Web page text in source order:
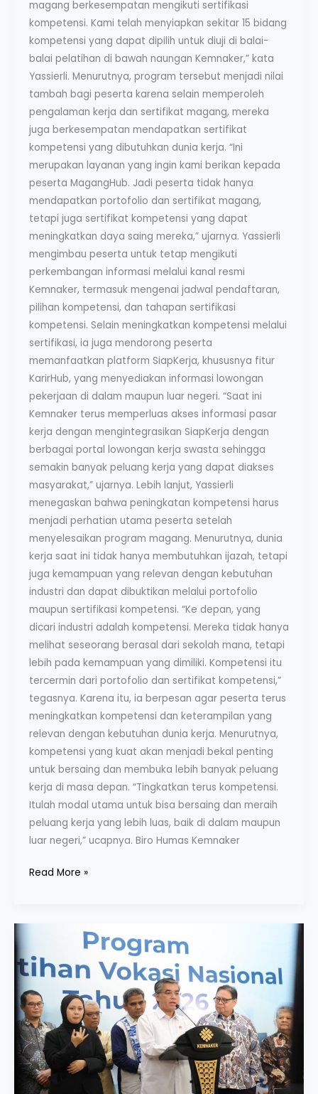
magang berkesempatan mengikuti sertifikasi
kompetensi. Kami telah menyiapkan sekitar 15 bidang
kompetensi yang dapat dipilih untuk diuji di balai-
balai pelatihan di bawah naungan Kemnaker,” kata
Yassierli. Menurutnya, program tersebut menjadi nilai
tambah bagi peserta karena selain memperoleh
pengalaman kerja dan sertifikat magang, mereka
juga berkesempatan mendapatkan sertifikat
kompetensi yang dibutuhkan dunia kerja. “Ini
merupakan layanan yang ingin kami berikan kepada
peserta MagangHub. Jadi peserta tidak hanya
mendapatkan portofolio dan sertifikat magang,
tetapi juga sertifikat kompetensi yang dapat
meningkatkan daya saing mereka,” ujarnya. Yassierli
mengimbau peserta untuk tetap mengikuti
perkembangan informasi melalui kanal resmi
Kemnaker, termasuk mengenai jadwal pendaftaran,
pilihan kompetensi, dan tahapan sertifikasi
kompetensi. Selain meningkatkan kompetensi melalui
sertifikasi, ia juga mendorong peserta
memanfaatkan platform SiapKerja, khususnya fitur
KarirHub, yang menyediakan informasi lowongan
pekerjaan di dalam maupun luar negeri. “Saat ini
Kemnaker terus memperluas akses informasi pasar
kerja dengan mengintegrasikan SiapKerja dengan
berbagai portal lowongan kerja swasta sehingga
semakin banyak peluang kerja yang dapat diakses
masyarakat,” ujarnya. Lebih lanjut, Yassierli
menegaskan bahwa peningkatan kompetensi harus
menjadi perhatian utama peserta setelah
menyelesaikan program magang. Menurutnya, dunia
kerja saat ini tidak hanya membutuhkan ijazah, tetapi
juga kemampuan yang relevan dengan kebutuhan
industri dan dapat dibuktikan melalui portofolio
maupun sertifikasi kompetensi. “Ke depan, yang
dicari industri adalah kompetensi. Mereka tidak hanya
melihat seseorang berasal dari sekolah mana, tetapi
lebih pada kemampuan yang dimiliki. Kompetensi itu
tercermin dari portofolio dan sertifikat kompetensi,”
tegasnya. Karena itu, ia berpesan agar peserta terus
meningkatkan kompetensi dan keterampilan yang
relevan dengan kebutuhan dunia kerja. Menurutnya,
kompetensi yang kuat akan menjadi bekal penting
untuk bersaing dan membuka lebih banyak peluang
kerja di masa depan. “Tingkatkan terus kompetensi.
Itulah modal utama untuk bisa bersaing dan meraih
peluang kerja yang lebih luas, baik di dalam maupun
luar negeri,” ucapnya. Biro Humas Kemnaker
Read More »
Kemnaker
20.000
Kuota
Pelatihan
Vokasi
Nasional